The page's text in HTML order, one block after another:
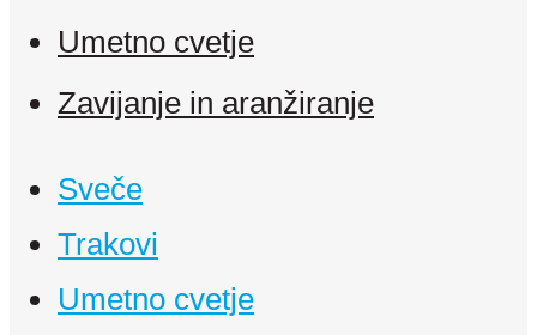
Umetno cvetje
Zavijanje in aranžiranje
Sveče
Trakovi
Umetno cvetje